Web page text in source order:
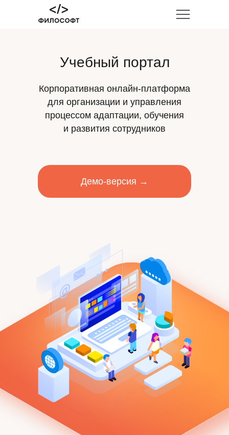
Корпоративная онлайн-платформа
для организации и управления
процессом адаптации, обучения
и развития сотрудников
Учебный портал
Демо-версия →